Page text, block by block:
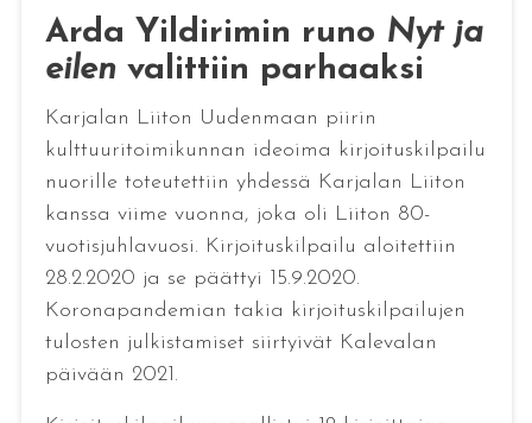
Arda Yildirimin runo Nyt ja
eilenvalittiin parhaaksi
Karjalan Liiton Uudenmaan piirin
kulttuuritoimikunnan ideoima kirjoituskilpailu
nuorille toteutettiin yhdessä Karjalan Liiton
kanssa viime vuonna, joka oli Liiton 80-
vuotisjuhlavuosi. Kirjoituskilpailu aloitettiin
28.2.2020 ja se päättyi 15.9.2020.
Koronapandemian takia kirjoituskilpailujen
tulosten julkistamiset siirtyivät Kalevalan
päivään 2021.